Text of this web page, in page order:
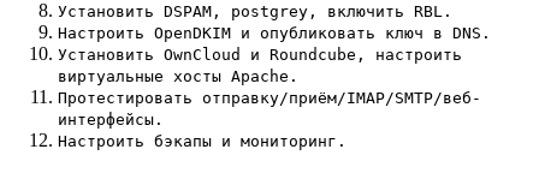
Установить DSPAM, postgrey, включить RBL.
Настроить OpenDKIM и опубликовать ключ в DNS.
Установить OwnCloud и Roundcube, настроить
виртуальные хосты Apache.
Протестировать отправку/приём/IMAP/SMTP/веб-
интерфейсы.
Настроить бэкапы и мониторинг.